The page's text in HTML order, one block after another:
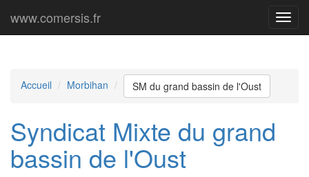
Menu
www.comersis.fr
Accueil Morbihan SM du grand bassin de l'Oust
Syndicat Mixte du grand
bassin de l'Oust